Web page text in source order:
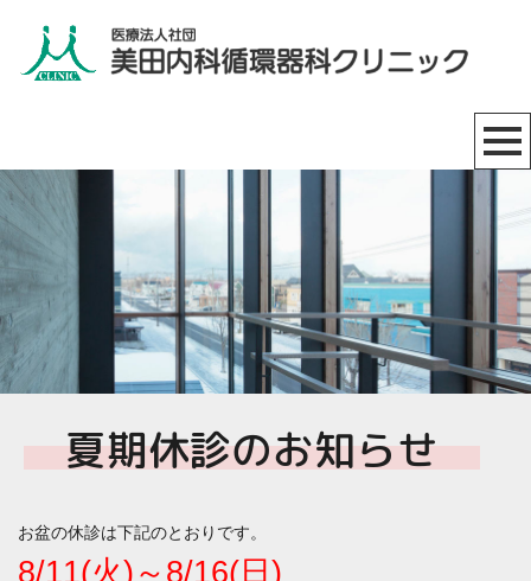
夏期休診のお知らせ
お盆の休診は下記のとおりです。
8/11(火)～8/16(日)